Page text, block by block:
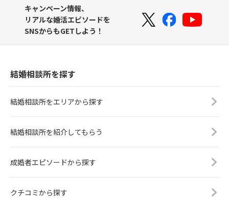
キャンペーン情報、
リアルな婚活エピソードを
SNSからもGETしよう！
結婚相談所を探す
結婚相談所をエリアから探す
結婚相談所を紹介してもらう
成婚者エピソードから探す
クチコミから探す